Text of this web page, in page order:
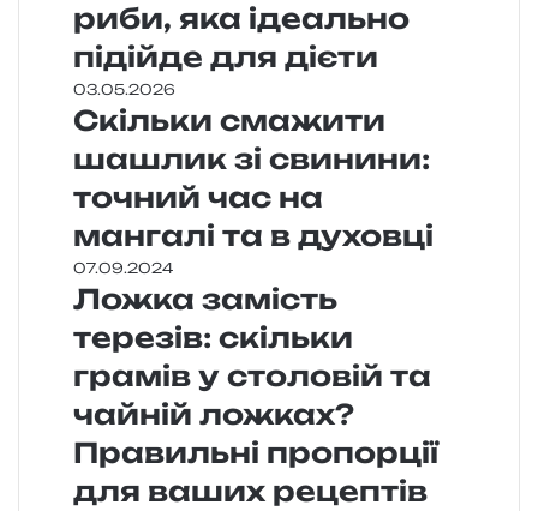
риби, яка ідеально
підійде для дієти
03.05.2026
Скільки смажити
шашлик зі свинини:
точний час на
мангалі та в духовці
07.09.2024
Ложка замість
терезів: скільки
грамів у столовій та
чайній ложках?
Правильні пропорції
для ваших рецептів